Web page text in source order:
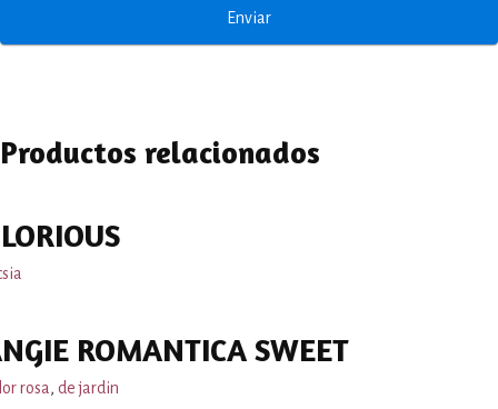
Productos relacionados
ROMANTICA SWEET
rosa, de jardin